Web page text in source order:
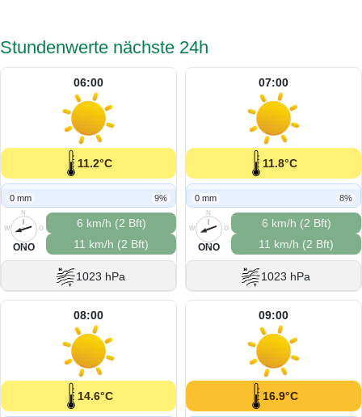
Stundenwerte nächste 24h
06:00
11.2°C
0 mm 9%
N
O
S
W
ONO
6 km/h (2 Bft)
11 km/h (2 Bft)
1023 hPa
07:00
11.8°C
0 mm 8%
N
O
S
W
ONO
6 km/h (2 Bft)
11 km/h (2 Bft)
1023 hPa
08:00
14.6°C
09:00
16.9°C